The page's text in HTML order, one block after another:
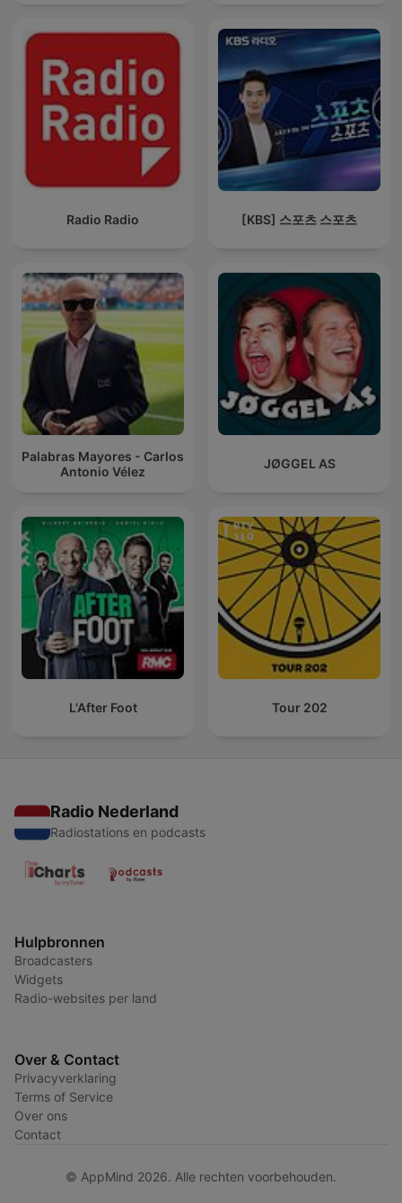
Radio Radio [KBS] 스포츠 스포츠
Palabras Mayores - Carlos
Antonio Vélez
JØGGEL AS
L'After Foot Tour 202
Radio Nederland
Radiostations en podcasts
Hulpbronnen
Broadcasters
Widgets
Radio-websites per land
Over & Contact
Privacyverklaring
Terms of Service
Over ons
Contact
© AppMind 2026. Alle rechten voorbehouden.